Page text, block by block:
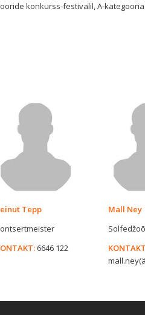
konkurss-festivalil, A-
Tepp
6646 122
Mall Ney